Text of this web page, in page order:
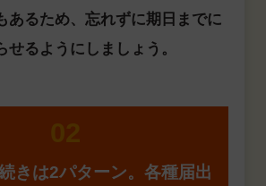
あるため、忘れずに期日までに
せるようにしましょう。
きは2パターン。 各種届出